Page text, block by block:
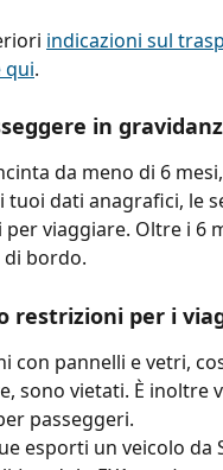
indicazioni sul
qui.
in
da meno di 6
tuoi dati anagrafici, le
viaggiare. Oltre i 6
di bordo.
restrizioni per i
con pannelli e vetri,
sono vietati. È
passeggeri.
esporti un veicolo da